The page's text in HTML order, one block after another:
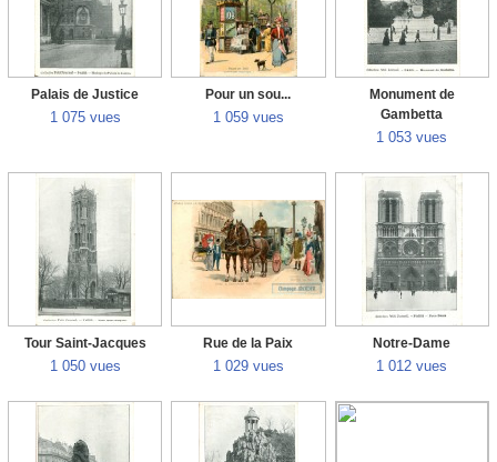
Palais de Justice
1 075 vues
Pour un sou...
1 059 vues
Monument de
Gambetta
1 053 vues
Tour Saint-Jacques
1 050 vues
Rue de la Paix
1 029 vues
Notre-Dame
1 012 vues